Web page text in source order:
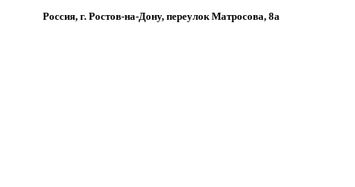
Россия, г. Ростов-на-Дону, переулок Матросова, 8а